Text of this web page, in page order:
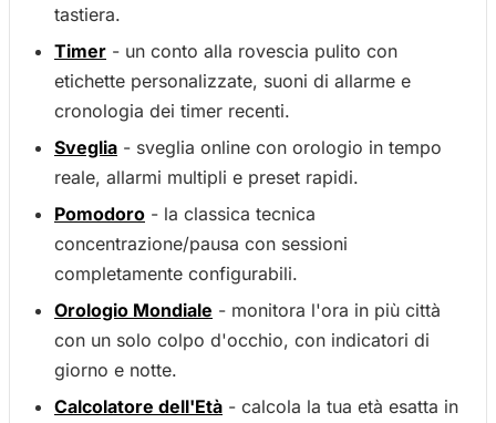
tastiera.
Timer - un conto alla rovescia pulito con
etichette personalizzate, suoni di allarme e
cronologia dei timer recenti.
Sveglia - sveglia online con orologio in tempo
reale, allarmi multipli e preset rapidi.
Pomodoro - la classica tecnica
concentrazione/pausa con sessioni
completamente configurabili.
Orologio Mondiale - monitora l'ora in più città
con un solo colpo d'occhio, con indicatori di
giorno e notte.
Calcolatore dell'Età - calcola la tua età esatta in